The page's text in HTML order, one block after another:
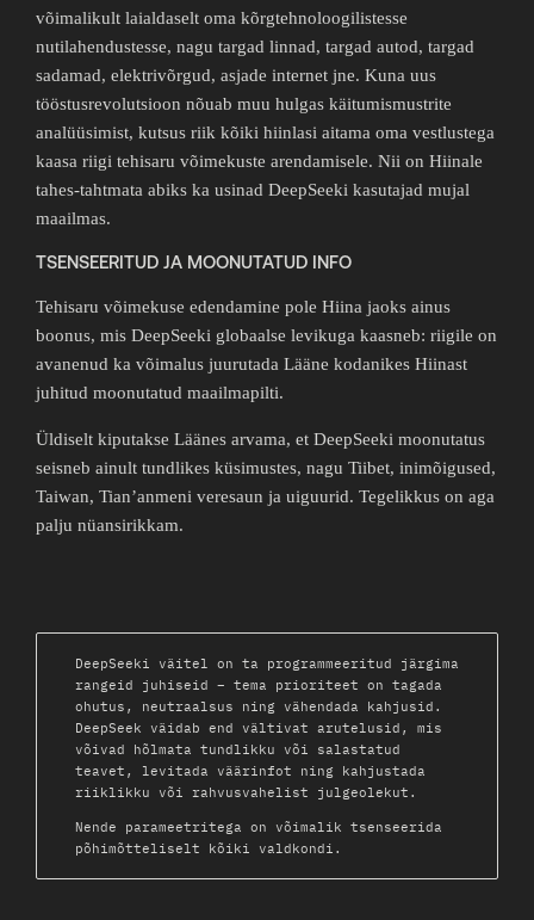
võimalikult laialdaselt oma kõrgtehnoloogilistesse
nutilahendustesse, nagu targad linnad, targad autod, targad
sadamad, elektrivõrgud, asjade internet jne. Kuna uus
tööstusrevolutsioon nõuab muu hulgas käitumismustrite
analüüsimist, kutsus riik kõiki hiinlasi aitama oma vestlustega
kaasa riigi tehisaru võimekuste arendamisele. Nii on Hiinale
tahes-tahtmata abiks ka usinad DeepSeeki kasutajad mujal
maailmas.
TSENSEERITUD JA MOONUTATUD INFO
Tehisaru võimekuse edendamine pole Hiina jaoks ainus
boonus, mis DeepSeeki globaalse levikuga kaasneb: riigile on
avanenud ka võimalus juurutada Lääne kodanikes Hiinast
juhitud moonutatud maailmapilti.
Üldiselt kiputakse Läänes arvama, et DeepSeeki moonutatus
seisneb ainult tundlikes küsimustes, nagu Tiibet, inimõigused,
Taiwan, Tian’anmeni veresaun ja uiguurid. Tegelikkus on aga
palju nüansirikkam.
DeepSeeki väitel on ta programmeeritud järgima
rangeid juhiseid – tema prioriteet on tagada
ohutus, neutraalsus ning vähendada kahjusid.
DeepSeek väidab end vältivat arutelusid, mis
võivad hõlmata tundlikku või salastatud
teavet, levitada väärinfot ning kahjustada
riiklikku või rahvusvahelist julgeolekut.
Nende parameetritega on võimalik tsenseerida
põhimõtteliselt kõiki valdkondi.